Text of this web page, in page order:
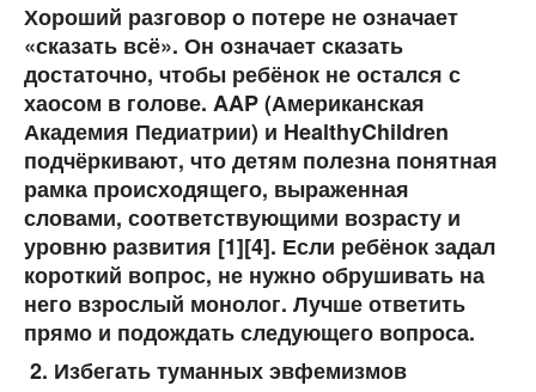
Хороший разговор о потере не означает
«сказать всё». Он означает сказать
достаточно, чтобы ребёнок не остался с
хаосом в голове. AAP (Американская
Академия Педиатрии) и HealthyChildren
подчёркивают, что детям полезна понятная
рамка происходящего, выраженная
словами, соответствующими возрасту и
уровню развития [1][4]. Если ребёнок задал
короткий вопрос, не нужно обрушивать на
него взрослый монолог. Лучше ответить
прямо и подождать следующего вопроса.
Избегать туманных эвфемизмов